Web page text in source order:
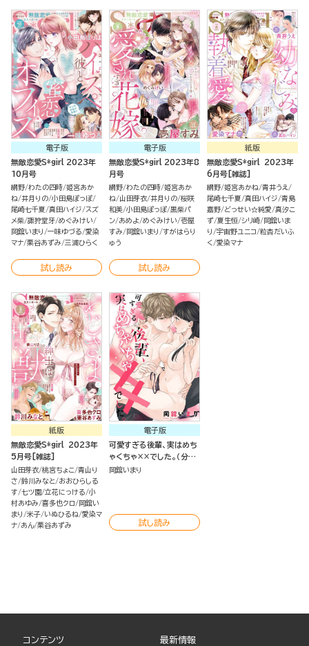
電子版
無敵恋愛S*girl 2023年
10月号
網野 わたの四時 姫宮あか
ね 井月りの 小田島ぽっぽ
尾崎七千夏 真田ハイジ
スズ
メ柴 諏狩堂牙 めぐみけい
岡舘いまり
一味ゆづる 愛染
マナ 栗谷あずみ 三浦ひらく
試し読み
電子版
無敵恋愛S*girl 2023年8
月号
網野 わたの四時 姫宮あか
ね
山田芽衣 井月りの 桜咲
和美 小田島ぽっぽ 黒柴パ
ン あめよ めぐみけい 壱屋
すみ
岡舘いまり
すがはらり
ゅう
試し読み
紙版
無敵恋愛S*girl 2023年
6月号[雑誌]
網野 姫宮あかね 青井うえ
尾崎七千夏 真田ハイジ 青島
嘉野 どっせい☆純愛 真汐こ
ず 夏生恒 シリ崎 岡舘いま
り
宇宙野ユニコ 粒杏だいふ
く 愛染マナ
紙版
無敵恋愛S*girl 2023年
5月号[雑誌]
山田芽衣 桃宮ちょこ 青山り
さ 鈴川みなと
おおひらしる
す 七ツ園 立花にっける 小
村あゆみ 喜多也クロ
岡舘い
まり
米子 いぬひるね 愛染マ
ナ あん 栗谷あずみ
電子版
可愛すぎる後輩、実はめち
ゃくちゃ××でした。（分冊
版）
岡舘いまり
試し読み
コンテンツ 最新情報